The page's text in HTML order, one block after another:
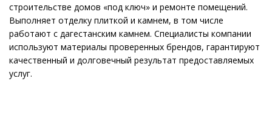
строительстве домов «под ключ» и ремонте помещений.
Выполняет отделку плиткой и камнем, в том числе
работают с дагестанским камнем. Специалисты компании
используют материалы проверенных брендов, гарантируют
качественный и долговечный результат предоставляемых
услуг.